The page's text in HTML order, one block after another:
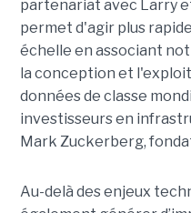
partenariat avec Larry
permet d'agir plus
échelle en associant
la conception et
données de classe
investisseurs en
Mark Zuckerberg,
Au-delà des enjeux